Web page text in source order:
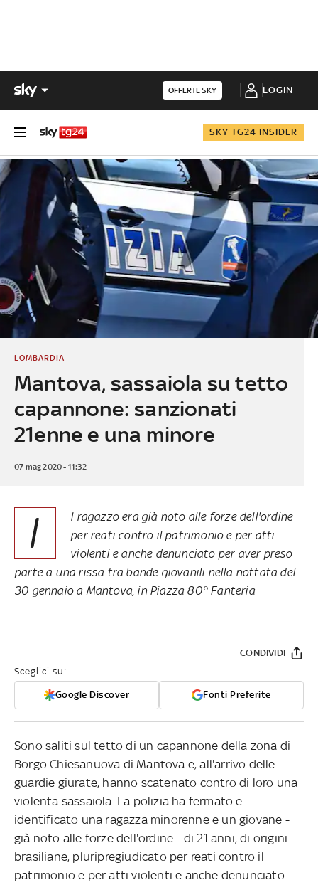
OFFERTE SKY LOGIN
SKY TG24 INSIDER
Mantova, sassaiola su tetto
capannone: sanzionati
21enne e una minore
LOMBARDIA
07 mag 2020 - 11:32
I
l ragazzo era già noto alle forze dell'ordine
per reati contro il patrimonio e per atti
violenti e anche denunciato per aver preso
parte a una rissa tra bande giovanili nella nottata del
30 gennaio a Mantova, in Piazza 80° Fanteria
Sceglici su:
Google Discover Fonti Preferite
CONDIVIDI
Sono saliti sul tetto di un capannone della zona di
Borgo Chiesanuova di Mantova e, all'arrivo delle
guardie giurate, hanno scatenato contro di loro una
violenta sassaiola. La polizia ha fermato e
identificato una ragazza minorenne e un giovane -
già noto alle forze dell'ordine - di 21 anni, di origini
brasiliane, pluripregiudicato per reati contro il
patrimonio e per atti violenti e anche denunciato